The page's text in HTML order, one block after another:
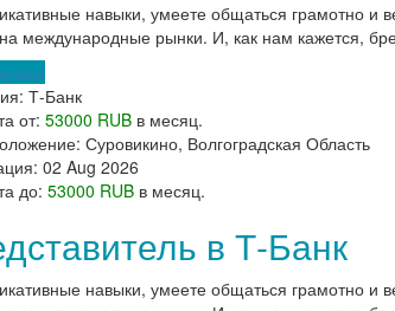
навыки, умеете общаться грамотно и
международные рынки. И, как нам кажется,
Т-Банк
от: 53000 RUB в месяц.
Суровикино, Волгоградская Область
02 Aug 2026
до: 53000 RUB в месяц.
в Т-Банк
навыки, умеете общаться грамотно и